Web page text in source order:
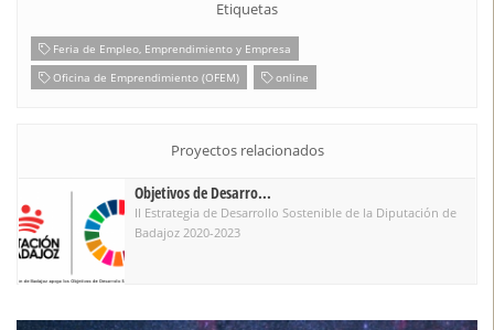
Proyectos relacionados
Objetivos de Desarro...